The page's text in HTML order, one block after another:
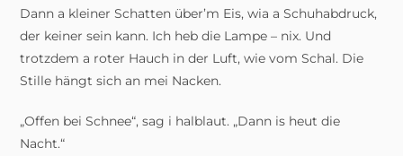
Dann a kleiner Schatten über’m Eis, wia a Schuhabdruck,
der keiner sein kann. Ich heb die Lampe – nix. Und
trotzdem a roter Hauch in der Luft, wie vom Schal. Die
Stille hängt sich an mei Nacken.
„Offen bei Schnee“, sag i halblaut. „Dann is heut die
Nacht.“